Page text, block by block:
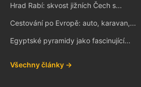
Hrad Rabí: skvost jižních Čech s...
Cestování po Evropě: auto, karavan,...
Egyptské pyramidy jako fascinující...
Všechny články →